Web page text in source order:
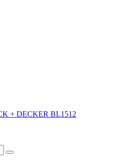
+ DECKER BL1512